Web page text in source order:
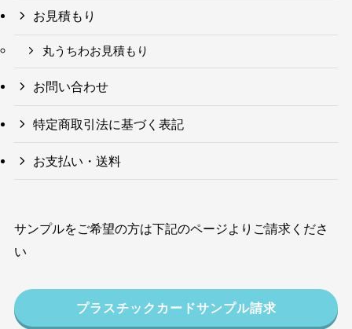
お見積もり
丸うちわお見積もり
お問い合わせ
特定商取引法に基づく表記
お支払い・送料
サンプルをご希望の方は下記のページよりご請求くださ
い
プラスチックカードサンプル請求